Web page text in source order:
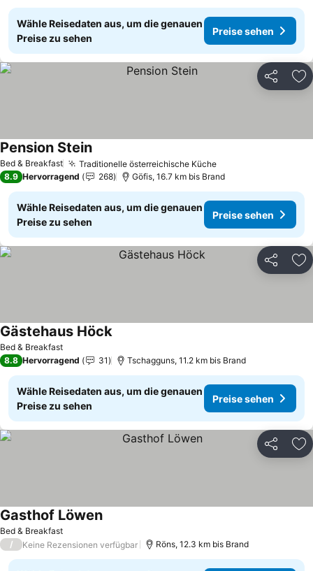
Wähle Reisedaten aus, um die genauen
Preise zu sehen
Preise sehen
Teilen
Bed & Breakfast Traditionelle österreichische Küche
Pension Stein
8.9 Hervorragend 268 Göfis, 16.7 km bis Brand
Wähle Reisedaten aus, um die genauen
Preise zu sehen
Preise sehen
Teilen
Bed & Breakfast
Gästehaus Höck
8.8 Hervorragend 31 Tschagguns, 11.2 km bis Brand
Wähle Reisedaten aus, um die genauen
Preise zu sehen
Preise sehen
Teilen
Bed & Breakfast
Gasthof Löwen
/ Keine Rezensionen verfügbar Röns, 12.3 km bis Brand